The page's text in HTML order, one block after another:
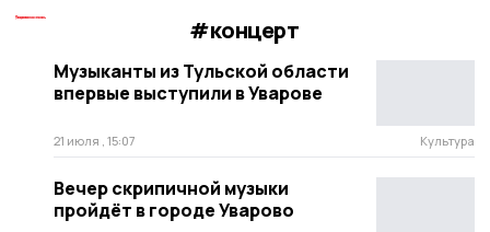
#концерт
Музыканты из Тульской области
впервые выступили в Уварове
21 июля , 15:07 Культура
Вечер скрипичной музыки
пройдёт в городе Уварово